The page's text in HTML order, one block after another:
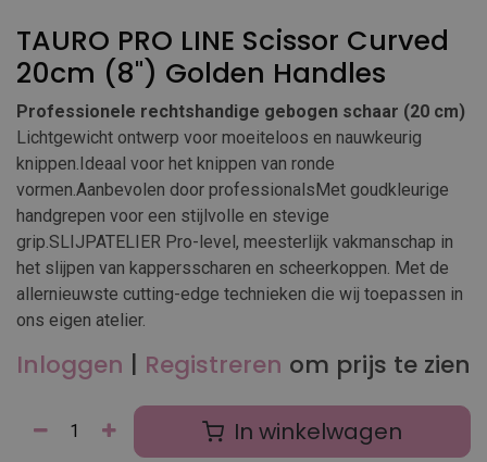
TAURO PRO LINE Scissor Curved
20cm (8") Golden Handles
Professionele rechtshandige gebogen schaar (20 cm)
Lichtgewicht ontwerp voor moeiteloos en nauwkeurig
knippen.Ideaal voor het knippen van ronde
vormen.Aanbevolen door professionalsMet goudkleurige
handgrepen voor een stijlvolle en stevige
grip.SLIJPATELIER Pro-level, meesterlijk vakmanschap in
het slijpen van kappersscharen en scheerkoppen. Met de
allernieuwste cutting-edge technieken die wij toepassen in
ons eigen atelier.
Inloggen | Registreren om prijs te zien
In winkelwagen